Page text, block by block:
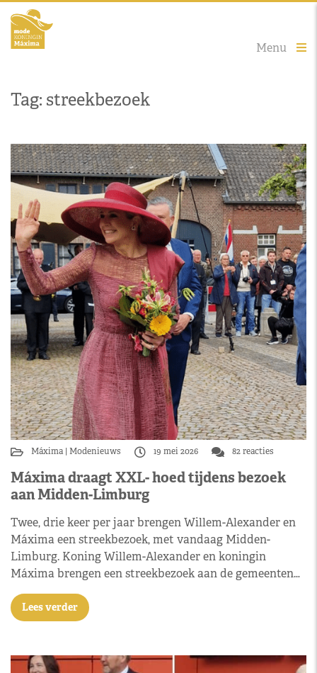
Menu
Tag: streekbezoek
Máxima Modenieuws 19 mei 2026 82 reacties
Máxima draagt XXL- hoed tijdens bezoek
aan Midden-Limburg
Twee, drie keer per jaar brengen Willem-Alexander en
Máxima een streekbezoek, met vandaag Midden-
Limburg. Koning Willem-Alexander en koningin
Máxima brengen een streekbezoek aan de gemeenten…
Lees verder